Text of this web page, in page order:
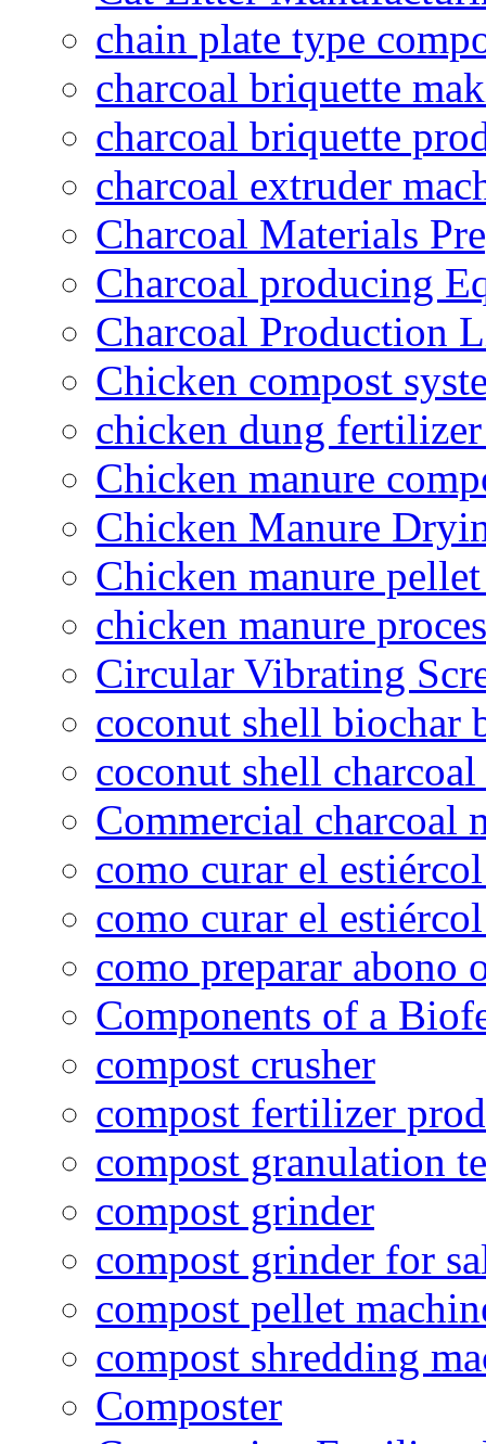
chain plate type
charcoal briquette
charcoal briquette
charcoal extruder
Charcoal Materials
Charcoal producing
Charcoal Production
Chicken compost
chicken dung
Chicken manure
Chicken Manure
Chicken manure
chicken manure
Circular Vibrating
coconut shell biochar
coconut shell
Commercial charcoal
como curar el
como curar el
como preparar abono
Components of a
compost crusher
compost fertilizer
compost granulation
compost grinder
compost grinder for
compost pellet
compost shredding
Composter